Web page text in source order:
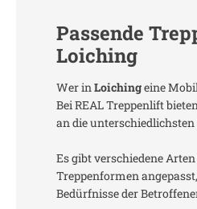
Passende
Loiching
Wer in Loichingeine
Bei REAL Treppenlift
an die
Es gibt verschiedene
Treppenformen
Bedürfnisse der